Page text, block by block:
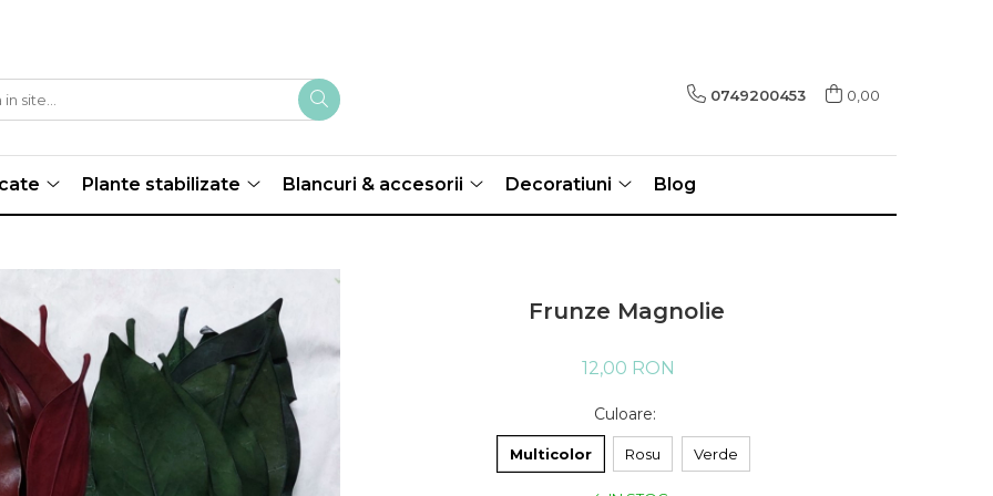
0749200453 0,00
Plante stabilizate Blancuri & accesorii Decoratiuni Blog
Frunze Magnolie
12,00 RON
Culoare:
Multicolor Rosu Verde